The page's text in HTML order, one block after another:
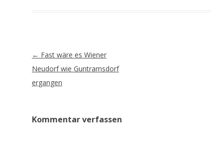
Artikel-
Navigation
← Fast wäre es Wiener
Neudorf wie Guntramsdorf
ergangen
Kommentar verfassen